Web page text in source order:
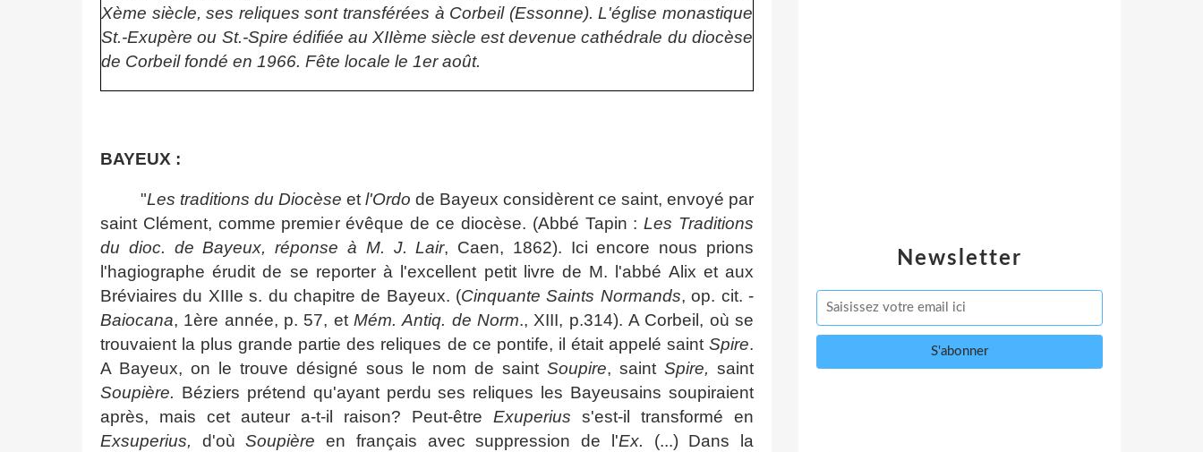
Xème siècle, ses reliques sont transférées à Corbeil (Essonne). L'église monastique
St.-Exupère ou St.-Spire édifiée au XIIème siècle est devenue cathédrale du diocèse
de Corbeil fondé en 1966. Fête locale le 1er août.
BAYEUX :
"Les traditions du Diocèse et l'Ordo de Bayeux considèrent ce saint, envoyé par
saint Clément, comme premier évêque de ce diocèse. (Abbé Tapin :Les Traditions
du dioc. de Bayeux, réponse à M. J. Lair, Caen, 1862). Ici encore nous prions
l'hagiographe érudit de se reporter à l'excellent petit livre de M. l'abbé Alix et aux
Bréviaires du XIIIe s. du chapitre de Bayeux. (Cinquante Saints Normands, op. cit. -
Baiocana, 1ère année, p. 57, et Mém.Antiq. de Norm., XIII, p.314).A Corbeil, où se
trouvaient la plus grande partie des reliques de ce pontife, il était appelé saint Spire.
A Bayeux, on le trouve désigné sous le nom de saintSoupire, saintSpire, saint
Soupière. Béziers prétend qu'ayant perdu ses reliques les Bayeusains soupiraient
après, mais cet auteur a-t-il raison? Peut-être Exuperius s'est-il transformé en
Exsuperius, d'oùSoupièreen français avec suppression de l'Ex. (...) Dans la
Newsletter